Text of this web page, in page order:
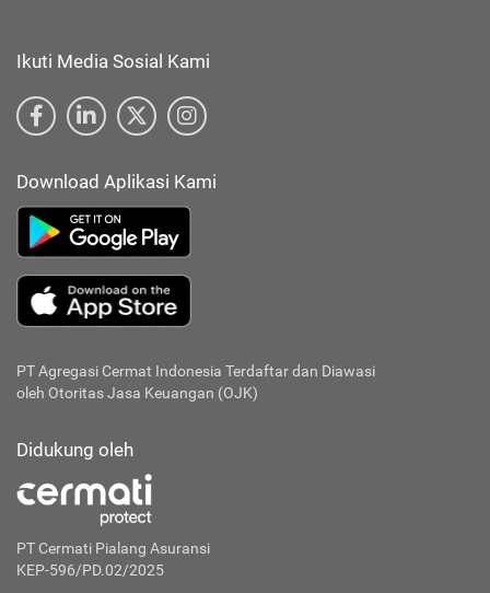
Ikuti Media Sosial Kami
Download Aplikasi Kami
PT Agregasi Cermat Indonesia Terdaftar dan Diawasi
oleh Otoritas Jasa Keuangan (OJK)
Didukung oleh
PT Cermati Pialang Asuransi
KEP-596/PD.02/2025